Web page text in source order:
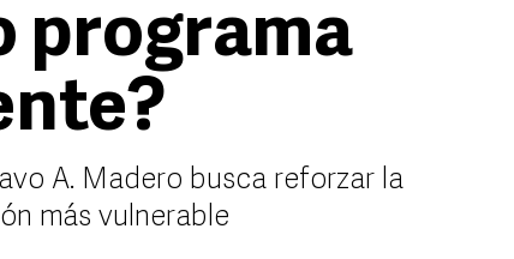
programa
A. Madero busca reforzar la
más vulnerable